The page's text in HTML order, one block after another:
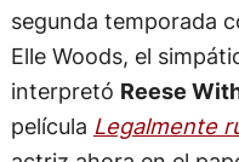
segunda temporada
Elle Woods, el
interpretó Reese
película Legalmente